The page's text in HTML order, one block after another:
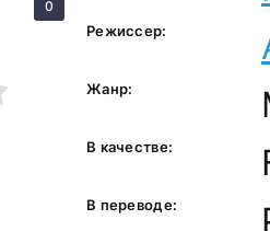
0
Режиссер:
Жанр:
В качестве:
В переводе: